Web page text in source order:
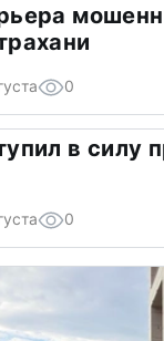
0
в силу
0